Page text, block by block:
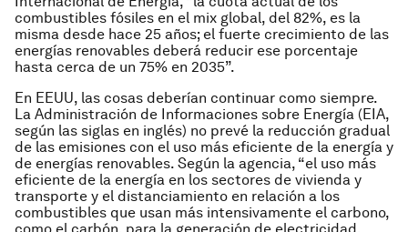
combustibles fósiles en el mix global, del 82%, es la
misma desde hace 25 años; el fuerte crecimiento de las
energías renovables deberá reducir ese porcentaje
hasta cerca de un 75% en 2035”.
En EEUU, las cosas deberían continuar como siempre.
La Administración de Informaciones sobre Energía (EIA,
según las siglas en inglés) no prevé la reducción gradual
de las emisiones con el uso más eficiente de la energía y
de energías renovables. Según la agencia, “el uso más
eficiente de la energía en los sectores de vivienda y
transporte y el distanciamiento en relación a los
combustibles que usan más intensivamente el carbono,